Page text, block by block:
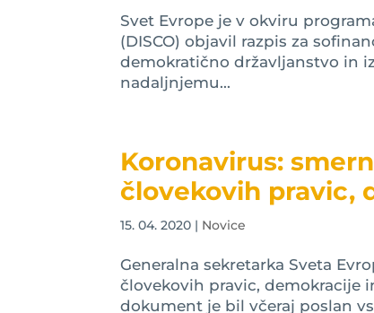
Svet Evrope je v okviru
(DISCO) objavil razpis za
demokratično državljanstvo in
nadaljnjemu...
Koronavirus:
človekovih pravic,
15. 04. 2020 | Novice
Generalna sekretarka Sveta
človekovih pravic, demokracije
dokument je bil včeraj poslan